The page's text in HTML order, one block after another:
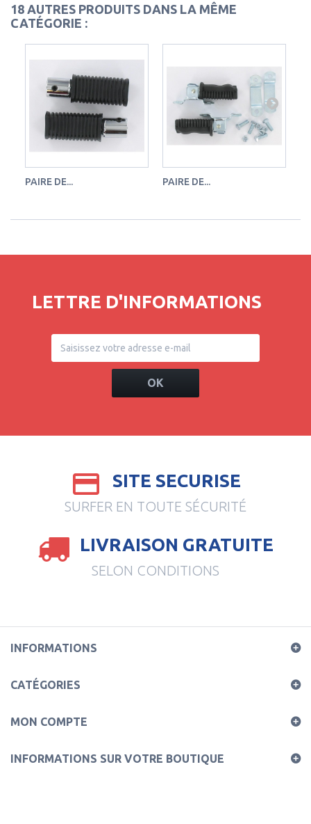
18 AUTRES PRODUITS DANS LA MÊME
CATÉGORIE :
PAIRE DE... PAIRE DE...
LETTRE D'INFORMATIONS
OK
SITE SECURISE
SURFER EN TOUTE SÉCURITÉ
LIVRAISON GRATUITE
SELON CONDITIONS
INFORMATIONS
CATÉGORIES
MON COMPTE
INFORMATIONS SUR VOTRE BOUTIQUE